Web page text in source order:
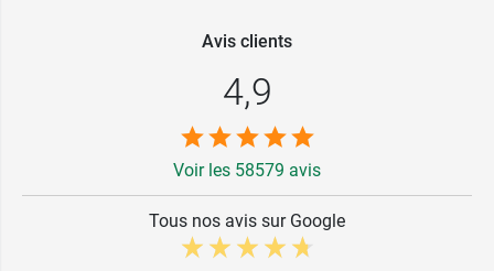
Avis clients
4,9
Voir les 58579 avis
Tous nos avis sur Google